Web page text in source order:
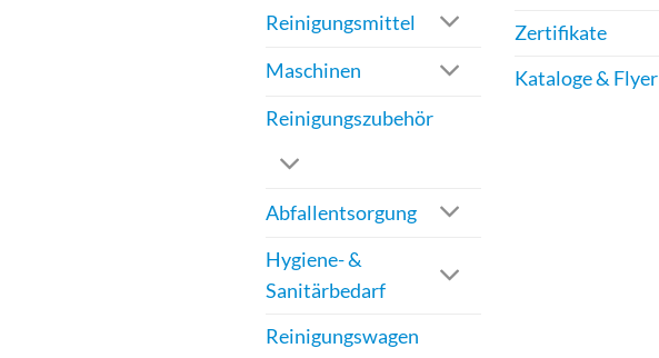
Reinigungsmittel
Maschinen
Reinigungszubehör
Abfallentsorgung
Hygiene- &
Sanitärbedarf
Reinigungswagen
Zertifikate
Kataloge & Flyer